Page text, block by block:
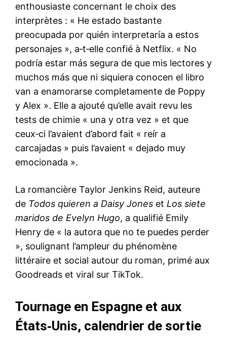
enthousiaste concernant le choix des
interprètes : « He estado bastante
preocupada por quién interpretaría a estos
personajes », a‑t‑elle confié à Netflix. « No
podría estar más segura de que mis lectores y
muchos más que ni siquiera conocen el libro
van a enamorarse completamente de Poppy
y Alex ». Elle a ajouté qu’elle avait revu les
tests de chimie « una y otra vez » et que
ceux‑ci l’avaient d’abord fait « reír a
carcajadas » puis l’avaient « dejado muy
emocionada ».
La romancière Taylor Jenkins Reid, auteure
de Todos quieren a Daisy Jones et Los siete
maridos de Evelyn Hugo, a qualifié Emily
Henry de « la autora que no te puedes perder
», soulignant l’ampleur du phénomène
littéraire et social autour du roman, primé aux
Goodreads et viral sur TikTok.
Tournage en Espagne et aux
États‑Unis, calendrier de sortie